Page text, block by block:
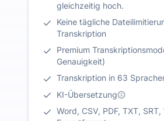
gleichzeitig hoch.
Keine tägliche
Transkription
Premium
Genauigkeit)
Transkription in 63
KI-Übersetzung
Word, CSV, PDF, TXT, SRT,